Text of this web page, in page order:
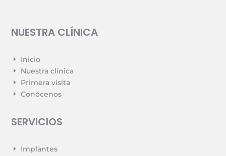
NUESTRA CLÍNICA
E Inicio
E Nuestra clínica
E Primera visita
E Conócenos
SERVICIOS
E Implantes